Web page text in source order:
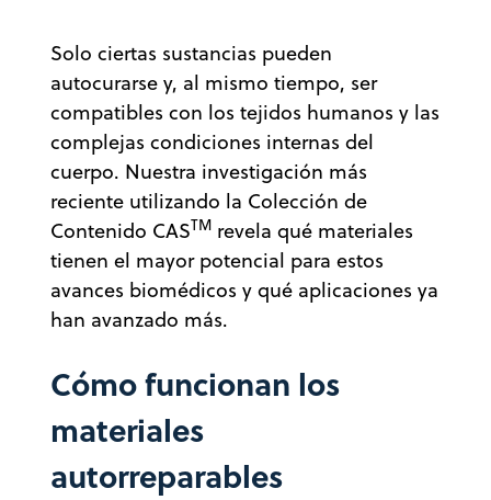
Solo ciertas sustancias pueden
autocurarse y, al mismo tiempo, ser
compatibles con los tejidos humanos y las
complejas condiciones internas del
cuerpo. Nuestra investigación más
reciente utilizando la Colección de
Contenido CASTM revela qué materiales
tienen el mayor potencial para estos
avances biomédicos y qué aplicaciones ya
han avanzado más.
Cómo funcionan los
materiales
autorreparables